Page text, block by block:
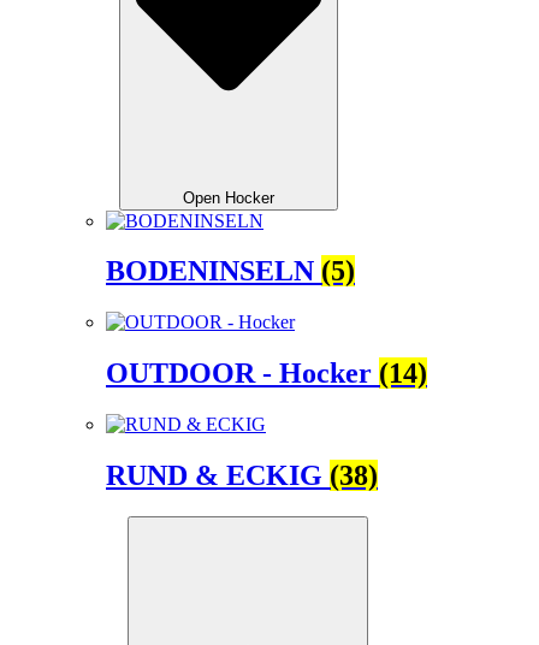
Open Hocker
BODENINSELN (5)
OUTDOOR - Hocker (14)
RUND & ECKIG (38)